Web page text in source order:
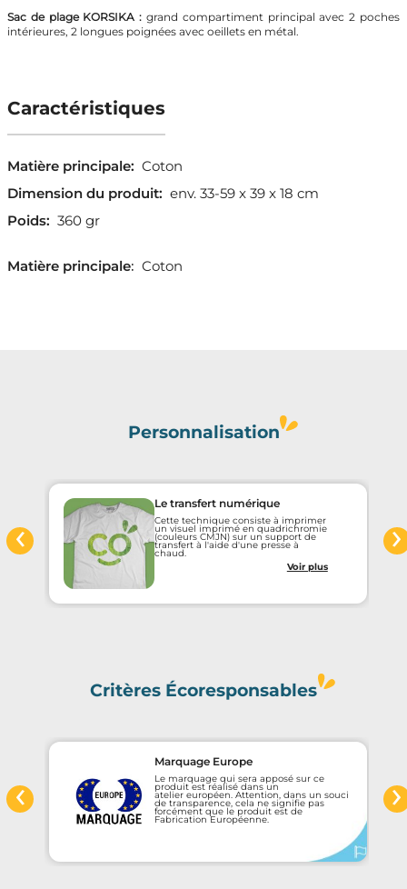
Sac de plage KORSIKA : grand compartiment principal avec 2 poches
intérieures, 2 longues poignées avec oeillets en métal.
Caractéristiques
Matière principale: Coton
Dimension du produit: env. 33-59 x 39 x 18 cm
Poids: 360 gr
Matière principale: Coton
Personnalisation
Le transfert numérique
Cette technique consiste à imprimer
un visuel imprimé en quadrichromie
(couleurs CMJN) sur un support de
transfert à l'aide d'une presse à
chaud.
Voir plus
‹ ›
Critères Écoresponsables
Marquage Europe
Le marquage qui sera apposé sur ce
produit est réalisé dans un
atelier européen. Attention, dans un souci
de transparence, cela ne signifie pas
forcément que le produit est de
Fabrication Européenne.
‹ ›